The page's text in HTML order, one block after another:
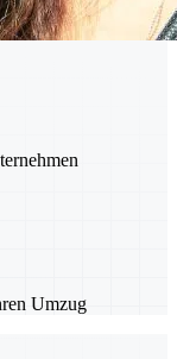
Umzug